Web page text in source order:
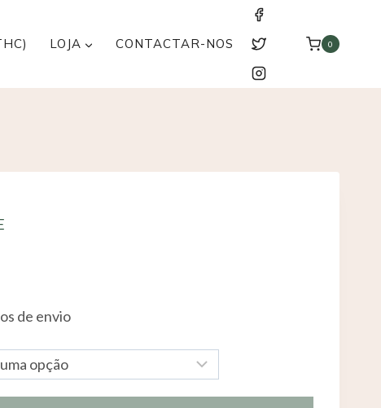
LOJA CONTACTAR-NOS 0
de envio